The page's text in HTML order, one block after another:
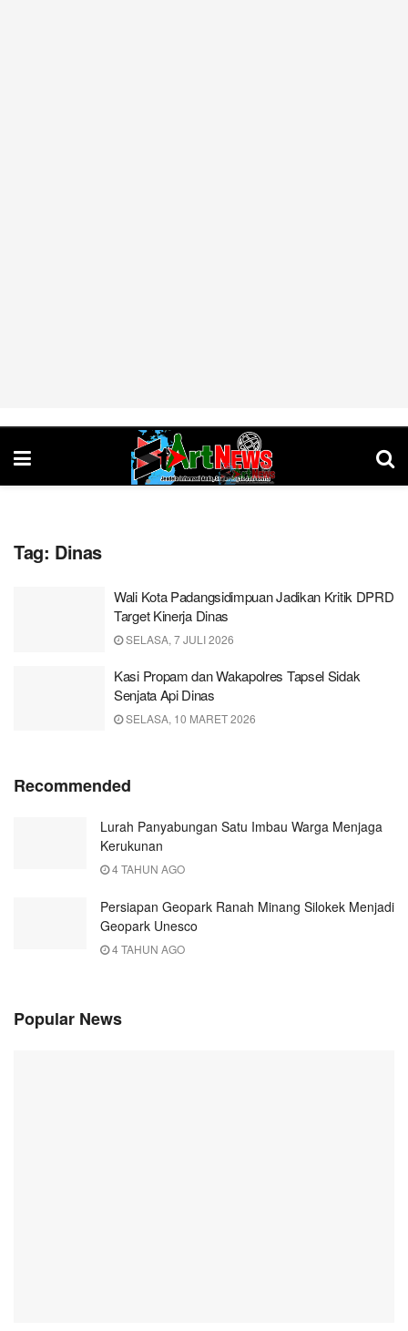
Tag: Dinas
Wali Kota Padangsidimpuan Jadikan Kritik DPRD
Target Kinerja Dinas
SELASA, 7 JULI 2026
Kasi Propam dan Wakapolres Tapsel Sidak
Senjata Api Dinas
SELASA, 10 MARET 2026
Recommended
Lurah Panyabungan Satu Imbau Warga Menjaga
Kerukunan
4 TAHUN AGO
Persiapan Geopark Ranah Minang Silokek Menjadi
Geopark Unesco
4 TAHUN AGO
Popular News